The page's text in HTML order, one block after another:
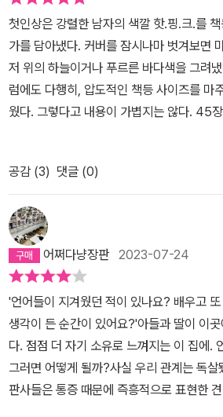
형태로 마음을 붙잡는 책이라 말하고 싶다.
에만 묻혀 산다. 문학적 요소로 설명하기
받은 단어가 금방이라도 그 순간의 풍경을
위한 멈추지 않는 열정이 대단한 사람이다.
인 그는 어릴 적 삼촌에게서 들은 아라비아
새롭고 아름다운 것에 감동한 눈빛을 보였
림을 통해 자신의 감정을 드러내는 사람이
사용하고 싶은 사람으로 자란 그가 61세에
이 필요했음과 동시에 기억에서 사라져 버
시작했다. 더는 존재하지 않는 이들의 기억
았고, 그들은 다시 레이랜드의 공간을 채우
고 겪고 나서야 아는 많은 것들을 하나하나
져보는 것이다. 새로 시작한다기보다는 정
게 또 한 번의 놀라운 소식이 기다리고 있
검사 결과가 오진이라는 것. 다시 모든 것이
놀라우면서도 어느 하나 소중하지 않은 것
마치 인생의 전환점이자 새로운 삶을 사는
번역가로 데뷔했다. 기자인 아내를 만나 사
아내의 고향인 트리에스테로 갔다. 그곳에
웠고, 현재 그의 딸은 의사, 아들은 변호사
이었지만, 몇 년 전 아내가 세상을 떠난 후
다. 삼촌의 책상에서 '이제 다른 사람이 쓴
고 너 자신의 글을 쓰라'는 내용의 편지를
생을 자신의 글을 쓰는 데 바쳐야 할까 고
해본 적이 없는 일이라 시작하기가 쉽지 않
을 계기로 러시아어 번역가 안드레이와 교
세 진 런던의 출판인 크리스티 모자에게 신
설가 프란체스카 마르케세, 메리 앤과도 재
제레미 아이언스 주연의 동명 영화로도 제
야간열차>의 작가 파스칼 메르시어가 16년
다. 이 소설에는 중요한 반전이 있는데, 그
에 떡하니 나와 있는 걸 보면 반전이 아닌가
던 나로서는 반전을 읽고 충격이 상당히 컸
글에 적지 않겠다). 반전을 알기 전에는 시한
첫인상은 강렬한 남자의 색깔 핫.핑.크.를
가를 담아냈다. 커버를 잠시나마 벗겨보면
저 위의 하늘이거나 푸르른 바다색을 그려
럼에도 다행히, 압도적인 책등 사이즈를 마
웠다. 그렇다고 내용이 가볍지는 않다. 45
는 “선생님, 귀국을 환영합니다”라는 문장
마지막에서도 만날 수 있었다. 에세이도, 소
의 글을 좋아한다. 소설의 첫 문장이 중요
안함을 느끼는 구조주의자는 아님에도 불
어, 책의 중간쯤인 29장에서도 또 만나게 되
이랜드, 어디에도 안주할 수 없는 삶, 그래서
고 했던 사람으로 읽어졌다. 그의 삶은 여행
을 만들고 남겼다. 그러나 계획대로 흘러가
느 날 갑자기 아내가 떠나가게 되고, 갑작스
고 죽음을 통보받는다. 곧 떠날 수 있는 마지
중받는 죽음을 택하려고 했다. 다행히, 77
졌지만, 그 사이에 벌어진 일들은 그의 삶
공감 (3) 댓글 (0)
어쩌다냥장판2023-07-24
'언어들이 지겨웠던 적이 있나요? 배우고
생각이 든 순간이 있어요?'아들과 딸이 이
다. 점점 더 자기 소유로 느껴지는 이 집에.
그러면 어떻게 될까?사실 우리 관계는 독
판사들은 통증 때문에 즉흥적으로 표현한